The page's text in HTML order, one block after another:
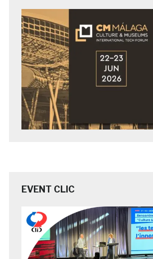
EVENT CLIC